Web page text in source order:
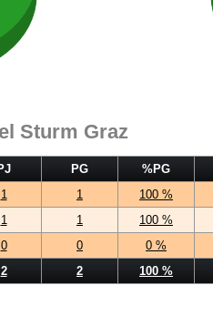
Sturm Graz
PG %PG
1 1 100 %
1 1 100 %
0 0 0 %
2 2 100 %